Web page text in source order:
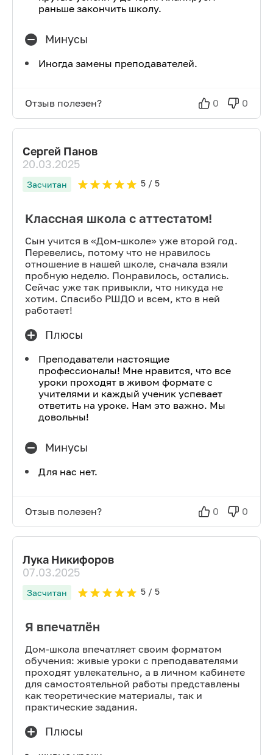
раньше закончить школу.
Минусы
Иногда замены преподавателей.
Отзыв полезен? 0 0
Сергей Панов
20.03.2025
Засчитан 5/ 5
Классная школа с аттестатом!
Сын учится в «Дом-школе» уже второй год.
Перевелись, потому что не нравилось
отношение в нашей школе, сначала взяли
пробную неделю. Понравилось, остались.
Сейчас уже так привыкли, что никуда не
хотим. Спасибо РШДО и всем, кто в ней
работает!
Плюсы
Преподаватели настоящие
профессионалы! Мне нравится, что все
уроки проходят в живом формате с
учителями и каждый ученик успевает
ответить на уроке. Нам это важно. Мы
довольны!
Минусы
Для нас нет.
Отзыв полезен? 0 0
Лука Никифоров
07.03.2025
Засчитан 5/ 5
Я впечатлён
Дом-школа впечатляет своим форматом
обучения: живые уроки с преподавателями
проходят увлекательно, а в личном кабинете
для самостоятельной работы представлены
как теоретические материалы, так и
практические задания.
Плюсы